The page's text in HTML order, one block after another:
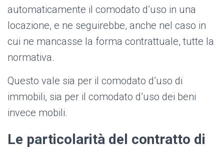
automaticamente il comodato d’uso in una
locazione, e ne seguirebbe, anche nel caso in
cui ne mancasse la forma contrattuale, tutte la
normativa.
Questo vale sia per il comodato d’uso di
immobili, sia per il comodato d’uso dei beni
invece mobili.
Le particolarità del contratto di